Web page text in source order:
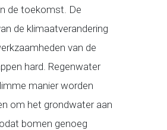
de toekomst. De
de klimaatverandering
van de
hard. Regenwater
manier worden
om het grondwater aan
bomen genoeg